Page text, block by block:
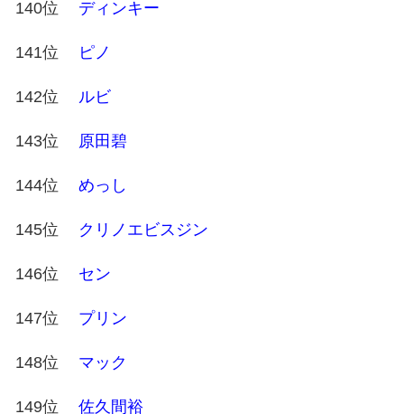
140位 ディンキー
141位 ピノ
142位 ルビ
143位 原田碧
144位 めっし
145位 クリノエビスジン
146位 セン
147位 プリン
148位 マック
149位 佐久間裕